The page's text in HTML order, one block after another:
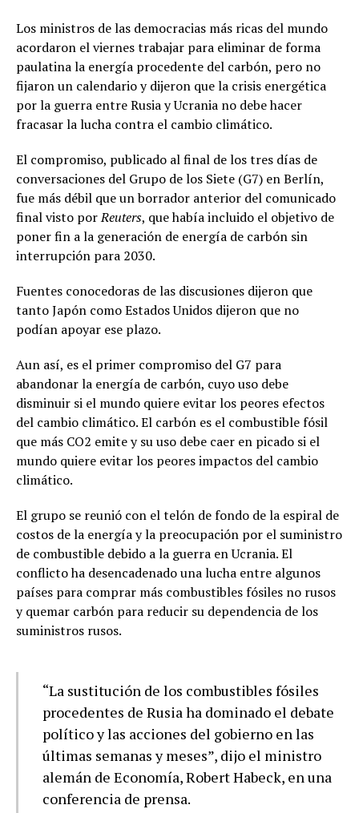
Los ministros de las democracias más ricas del mundo
acordaron el viernes trabajar para eliminar de forma
paulatina la energía procedente del carbón, pero no
fijaron un calendario y dijeron que la crisis energética
por la guerra entre Rusia y Ucrania no debe hacer
fracasar la lucha contra el cambio climático.
El compromiso, publicado al final de los tres días de
conversaciones del Grupo de los Siete (G7) en Berlín,
fue más débil que un borrador anterior del comunicado
final visto porReuters, que había incluido el objetivo de
poner fin a la generación de energía de carbón sin
interrupción para 2030.
Fuentes conocedoras de las discusiones dijeron que
tanto Japón como Estados Unidos dijeron que no
podían apoyar ese plazo.
Aun así, es el primer compromiso del G7 para
abandonar la energía de carbón, cuyo uso debe
disminuir si el mundo quiere evitar los peores efectos
del cambio climático. El carbón es el combustible fósil
que más CO2 emite y su uso debe caer en picado si el
mundo quiere evitar los peores impactos del cambio
climático.
El grupo se reunió con el telón de fondo de la espiral de
costos de la energía y la preocupación por el suministro
de combustible debido a la guerra en Ucrania. El
conflicto ha desencadenado una lucha entre algunos
países para comprar más combustibles fósiles no rusos
y quemar carbón para reducir su dependencia de los
suministros rusos.
“La sustitución de los combustibles fósiles
procedentes de Rusia ha dominado el debate
político y las acciones del gobierno en las
últimas semanas y meses”, dijo el ministro
alemán de Economía, Robert Habeck, en una
conferencia de prensa.